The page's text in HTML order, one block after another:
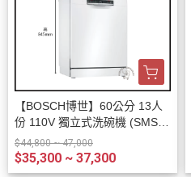
【BOSCH博世】60公分 13人
份 110V 獨立式洗碗機 (SMS4
HAW00X)
$44,800 ~ 47,000
$35,300 ~ 37,300